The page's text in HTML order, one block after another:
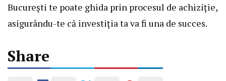
București te poate ghida prin procesul de achiziție,
asigurându-te că investiția ta va fi una de succes.
Share